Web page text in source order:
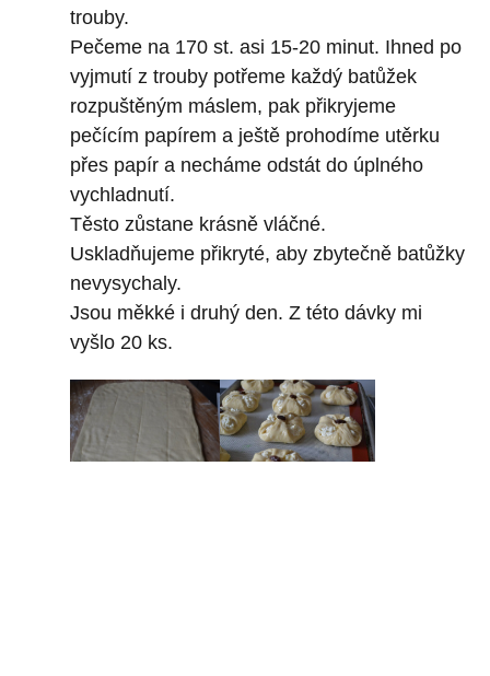
trouby.
Pečeme na 170 st. asi 15-20 minut. Ihned po
vyjmutí z trouby potřeme každý batůžek
rozpuštěným máslem, pak přikryjeme
pečícím papírem a ještě prohodíme utěrku
přes papír a necháme odstát do úplného
vychladnutí.
Těsto zůstane krásně vláčné.
Uskladňujeme přikryté, aby zbytečně batůžky
nevysychaly.
Jsou měkké i druhý den. Z této dávky mi
vyšlo 20 ks.